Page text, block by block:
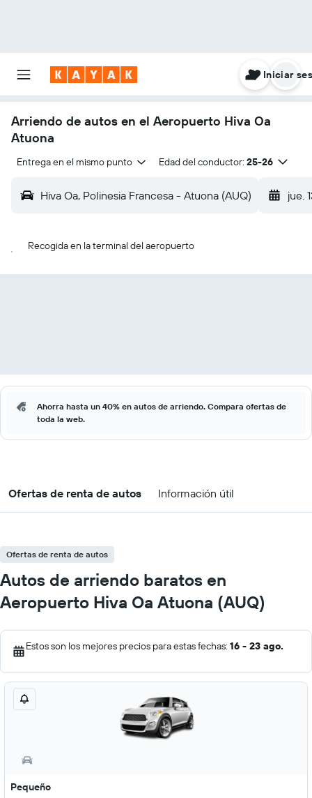
Iniciar
Arriendo de autos en el Aeropuerto Hiva Oa
Atuona
Entrega en el mismo punto Edad del conductor: 25-26
Hiva Oa, Polinesia Francesa - Atuona (AUQ) jue.
Recogida en la terminal del aeropuerto
Ahorra hasta un 40% en autos de arriendo. Compara ofertas de
toda la web.
Ofertas de renta de autos Información útil
Ofertas de renta de autos
Autos de arriendo baratos en
Aeropuerto Hiva Oa Atuona (AUQ)
Estos son los mejores precios para estas fechas: 16 - 23 ago.
Pequeño